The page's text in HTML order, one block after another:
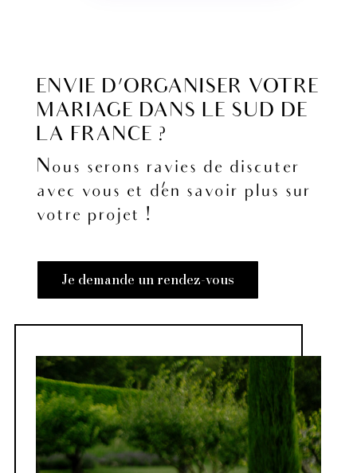
ENVIE D’ORGANISER VOTRE
MARIAGE DANS LE SUD DE
LA FRANCE ?
Nous serons ravies de discuter
avec vous et d’en savoir plus sur
votre projet !
Je demande un rendez-vous